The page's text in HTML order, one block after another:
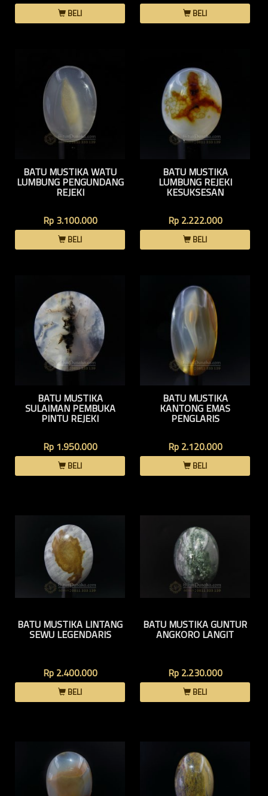
BELI BELI
BATU MUSTIKA WATU
LUMBUNG PENGUNDANG
REJEKI
Rp 3.100.000
BELI
BATU MUSTIKA
LUMBUNG REJEKI
KESUKSESAN
Rp 2.222.000
BELI
BATU MUSTIKA
SULAIMAN PEMBUKA
PINTU REJEKI
Rp 1.950.000
BELI
BATU MUSTIKA
KANTONG EMAS
PENGLARIS
Rp 2.120.000
BELI
BATU MUSTIKA LINTANG
SEWU LEGENDARIS
Rp 2.400.000
BELI
BATU MUSTIKA GUNTUR
ANGKORO LANGIT
Rp 2.230.000
BELI